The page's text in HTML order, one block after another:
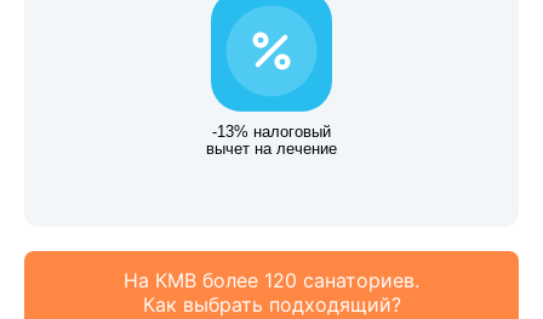
-13% налоговый
вычет на лечение
На КМВ более 120 санаториев.
Как выбрать подходящий?